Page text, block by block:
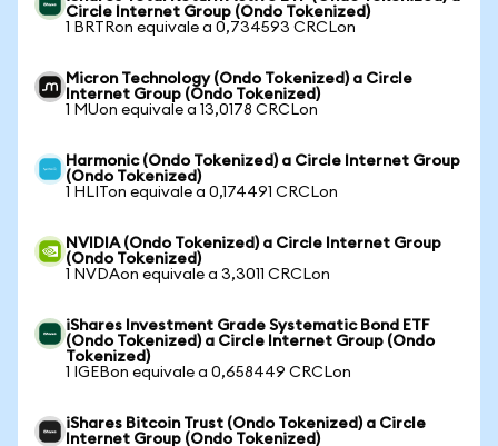
Circle Internet Group (Ondo Tokenized)
1 BRTRon equivale a 0,734593 CRCLon
Micron Technology (Ondo Tokenized) a Circle
Internet Group (Ondo Tokenized)
1 MUon equivale a 13,0178 CRCLon
Harmonic (Ondo Tokenized) a Circle Internet Group
(Ondo Tokenized)
1 HLITon equivale a 0,174491 CRCLon
NVIDIA (Ondo Tokenized) a Circle Internet Group
(Ondo Tokenized)
1 NVDAon equivale a 3,3011 CRCLon
iShares Investment Grade Systematic Bond ETF
(Ondo Tokenized) a Circle Internet Group (Ondo
Tokenized)
1 IGEBon equivale a 0,658449 CRCLon
iShares Bitcoin Trust (Ondo Tokenized) a Circle
Internet Group (Ondo Tokenized)